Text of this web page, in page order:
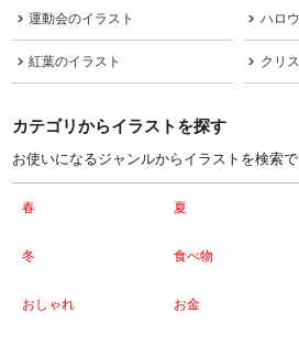
運動会のイラスト ハロ
紅葉のイラスト クリ
カテゴリからイラストを探す
お使いになるジャンルからイラストを検索
春 夏
冬 食べ物
おしゃれ お金